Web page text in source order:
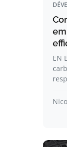
EN